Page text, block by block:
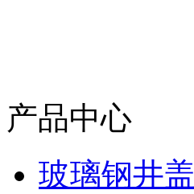
产品中心
玻璃钢井盖